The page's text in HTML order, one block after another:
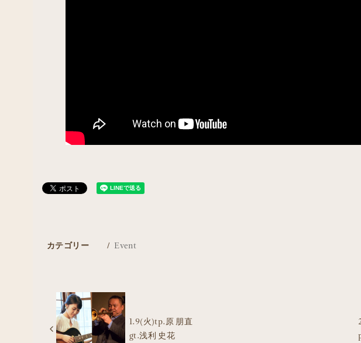
カテゴリー Event
1.9(火)tp.原 朋直
gt.浅利 史花